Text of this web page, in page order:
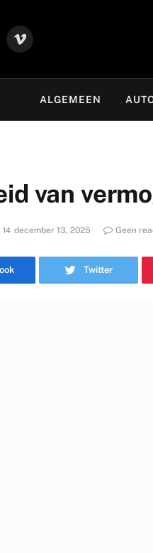
Vimeo
ALGEMEEN
van
december 13, 2025 Geen
Twitter